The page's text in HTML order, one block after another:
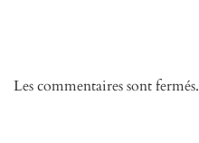
Les commentaires sont fermés.